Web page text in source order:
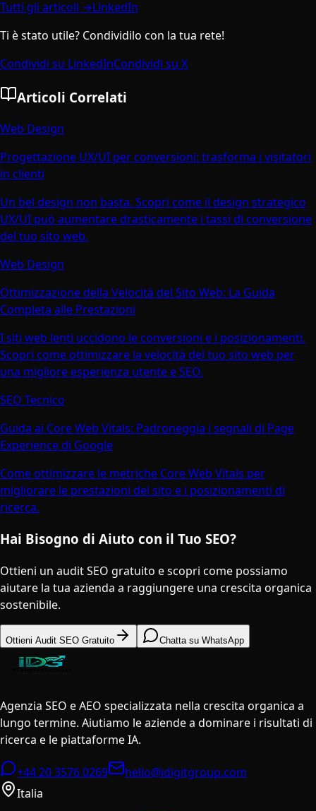
Tutti gli articoli →LinkedIn
Ti è stato utile? Condividilo con la tua rete!
Condividi su LinkedInCondividi su X
Articoli Correlati
Web Design
Progettazione UX/UI per conversioni: trasforma i visitatori
in clienti
Un bel design non basta. Scopri come il design strategico
UX/UI può aumentare drasticamente i tassi di conversione
del tuo sito web.
Web Design
Ottimizzazione della Velocità del Sito Web: La Guida
Completa alle Prestazioni
I siti web lenti uccidono le conversioni e i posizionamenti.
Scopri come ottimizzare la velocità del tuo sito web per
una migliore esperienza utente e SEO.
SEO Tecnico
Guida ai Core Web Vitals: Padroneggia i segnali di Page
Experience di Google
Come ottimizzare le metriche Core Web Vitals per
migliorare le prestazioni del sito e i posizionamenti di
ricerca.
Hai Bisogno di Aiuto con il Tuo SEO?
Ottieni un audit SEO gratuito e scopri come possiamo
aiutare la tua azienda a raggiungere una crescita organica
sostenibile.
Ottieni Audit SEO Gratuito Chatta su WhatsApp
Agenzia SEO e AEO specializzata nella crescita organica a
lungo termine. Aiutiamo le aziende a dominare i risultati di
ricerca e le piattaforme IA.
+44 20 3576 0269
hello@idigitgroup.com
Italia